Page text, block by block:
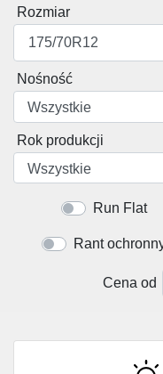
Rozmiar
175/70R12
Nośność
Wszystkie
Rok produkcji
Wszystkie
Run Flat
Rant
Cena od